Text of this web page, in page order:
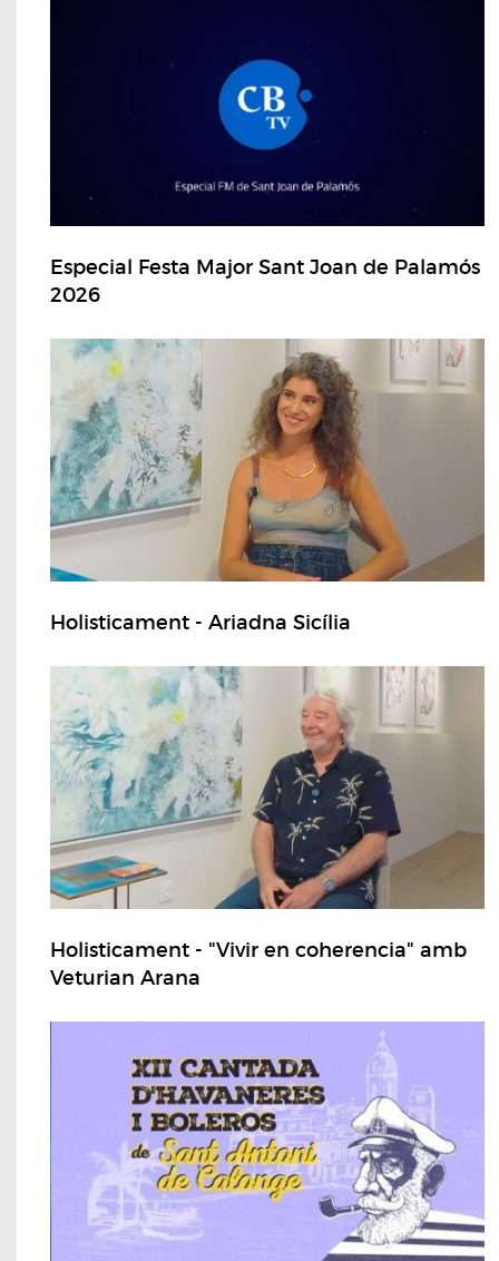
Especial Festa Major Sant Joan de Palamós
2026
Holisticament - Ariadna Sicília
Holisticament - "Vivir en coherencia" amb
Veturian Arana